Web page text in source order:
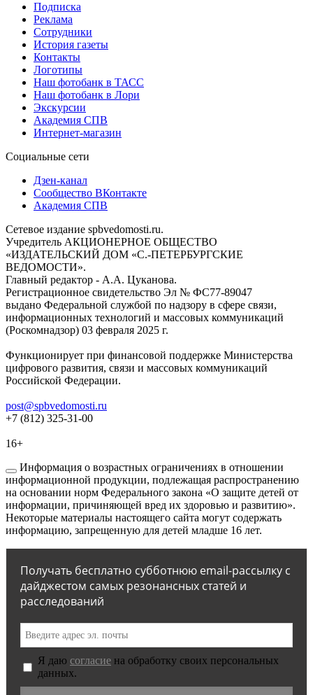
Подписка
Реклама
Сотрудники
История газеты
Контакты
Логотипы
Наш фотобанк в ТАСС
Наш фотобанк в Лори
Экскурсии
Академия СПВ
Интернет-магазин
Социальные сети
Дзен-канал
Сообщество ВКонтакте
Академия СПВ
Сетевое издание spbvedomosti.ru.
Учредитель АКЦИОНЕРНОЕ ОБЩЕСТВО
«ИЗДАТЕЛЬСКИЙ ДОМ «С.-ПЕТЕРБУРГСКИЕ
ВЕДОМОСТИ».
Главный редактор - А.А. Цуканова.
Регистрационное свидетельство Эл № ФС77-89047
выдано Федеральной службой по надзору в сфере связи,
информационных технологий и массовых коммуникаций
(Роскомнадзор) 03 февраля 2025 г.
Функционирует при финансовой поддержке Министерства
цифрового развития, связи и массовых коммуникаций
Российской Федерации.
post@spbvedomosti.ru
+7 (812) 325-31-00
16+
Информация о возрастных ограничениях в отношении
информационной продукции, подлежащая распространению
на основании норм Федерального закона «О защите детей от
информации, причиняющей вред их здоровью и развитию».
Некоторые материалы настоящего сайта могут содержать
информацию, запрещенную для детей младше 16 лет.
Получать бесплатно субботнюю email-рассылку с
дайджестом самых резонансных статей и
расследований
Я даю согласие на обработку своих персональных
данных.